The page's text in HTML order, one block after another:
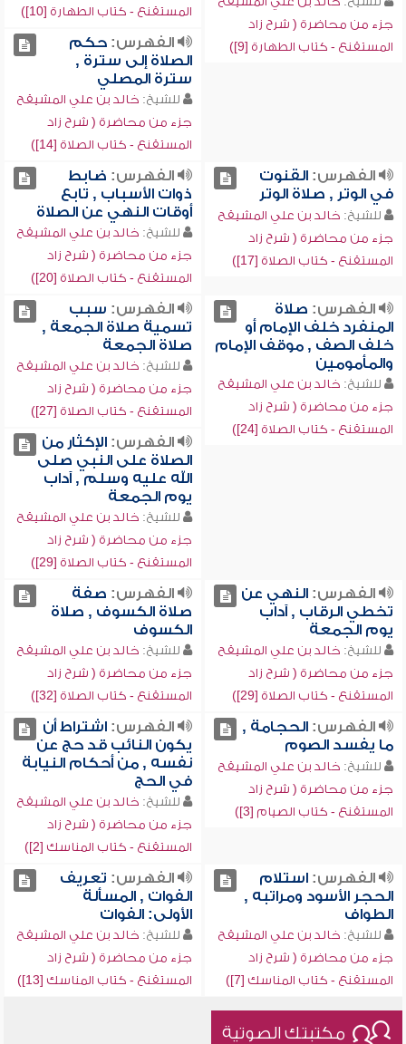
جزء من محاضرة ( شرح زاد
المستقنع - كتاب الطهارة [9])
المستقنع - كتاب الطهارة [10])
الفهرس:حكم
الصلاة إلى سترة ,
سترة المصلي
للشيخ: خالد بن علي المشيقح
جزء من محاضرة ( شرح زاد
المستقنع - كتاب الصلاة [14])
الفهرس:القنوت
في الوتر , صلاة الوتر
للشيخ: خالد بن علي المشيقح
جزء من محاضرة ( شرح زاد
المستقنع - كتاب الصلاة [17])
الفهرس: ضابط
ذوات الأسباب , تابع
أوقات النهي عن الصلاة
للشيخ: خالد بن علي المشيقح
جزء من محاضرة ( شرح زاد
المستقنع - كتاب الصلاة [20])
الفهرس: صلاة
المنفرد خلف الإمام أو
خلف الصف , موقف الإمام
والمأمومين
للشيخ: خالد بن علي المشيقح
جزء من محاضرة ( شرح زاد
المستقنع - كتاب الصلاة [24])
الفهرس: سبب
تسمية صلاة الجمعة ,
صلاة الجمعة
للشيخ: خالد بن علي المشيقح
جزء من محاضرة ( شرح زاد
المستقنع - كتاب الصلاة [27])
الفهرس:الإكثار من
الصلاة على النبي صلى
الله عليه وسلم , آداب
يوم الجمعة
للشيخ: خالد بن علي المشيقح
جزء من محاضرة ( شرح زاد
المستقنع - كتاب الصلاة [29])
الفهرس:النهي عن
تخطي الرقاب , آداب
يوم الجمعة
للشيخ: خالد بن علي المشيقح
جزء من محاضرة ( شرح زاد
المستقنع - كتاب الصلاة [29])
الفهرس: صفة
صلاة الكسوف , صلاة
الكسوف
للشيخ: خالد بن علي المشيقح
جزء من محاضرة ( شرح زاد
المستقنع - كتاب الصلاة [32])
الفهرس:الحجامة ,
ما يفسد الصوم
للشيخ: خالد بن علي المشيقح
جزء من محاضرة ( شرح زاد
المستقنع - كتاب الصيام [3])
الفهرس:اشتراط أن
يكون النائب قد حج عن
نفسه , من أحكام النيابة
في الحج
للشيخ: خالد بن علي المشيقح
جزء من محاضرة ( شرح زاد
المستقنع - كتاب المناسك [2])
الفهرس:استلام
الحجر الأسود ومراتبه ,
الطواف
للشيخ: خالد بن علي المشيقح
جزء من محاضرة ( شرح زاد
المستقنع - كتاب المناسك [7])
الفهرس: تعريف
الفوات , المسألة
الأولى: الفوات
للشيخ: خالد بن علي المشيقح
جزء من محاضرة ( شرح زاد
المستقنع - كتاب المناسك [13])
مكتبتك الصوتية